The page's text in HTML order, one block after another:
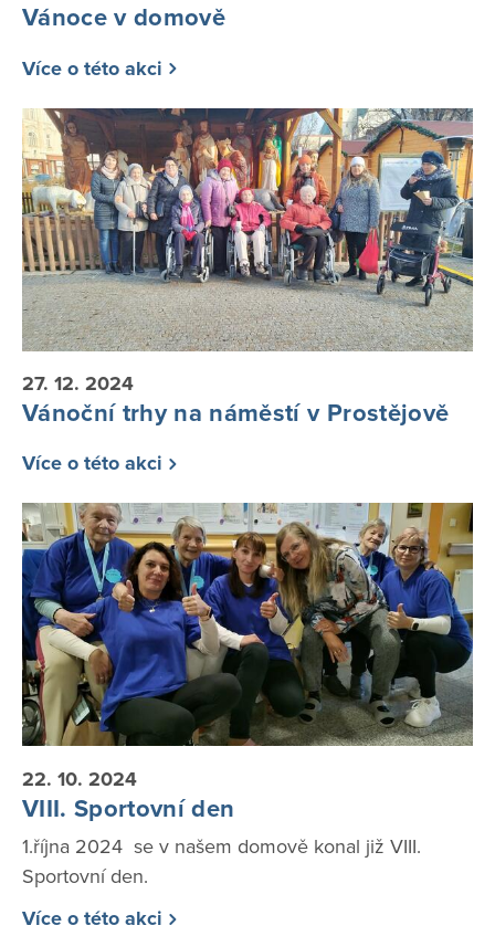
Vánoce v domově
Více o této akci
27. 12. 2024
Vánoční trhy na náměstí v Prostějově
Více o této akci
22. 10. 2024
VIII. Sportovní den
1.října 2024 se v našem domově konal již VIII.
Sportovní den.
Více o této akci